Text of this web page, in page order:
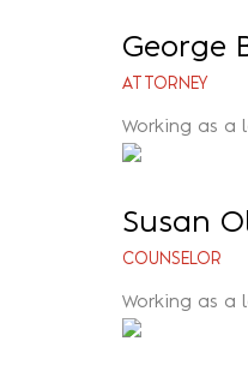
George
ATTORNEY
Working as a
Susan
COUNSELOR
Working as a